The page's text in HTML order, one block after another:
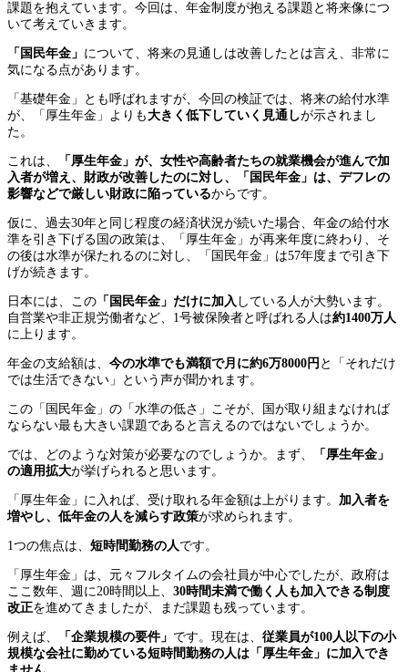
課題を抱えています。今回は、年金制度が抱える課題と将来像につ
いて考えていきます。
「国民年金」 について、将来の見通しは改善したとは言え、非常に
気になる点があります。
「基礎年金」とも呼ばれますが、今回の検証では、将来の給付水準
が、「厚生年金」よりも大きく低下していく見通しが示されまし
た。
これは、 「 厚生年金」が、女性や高齢者たちの就業機会が進んで加
入者が増え、財政が改善したのに対し、「国民年金」は、デフレの
影響などで厳しい財政に陥っているからです。
仮に、過去30年と同じ程度の経済状況が続いた場合、年金の給付水
準を引き下げる国の政策は、「厚生年金」が再来年度に終わり、そ
の後は水準が保たれるのに対し、「国民年金」は57年度まで引き下
げが続きます。
日本には、この 「国民年金」だけに加入 している人が大勢います。
自営業や非正規労働者など、1号被保険者と呼ばれる人は約1400万人
に上ります。
年金の支給額は、 今の水準でも満額で月に約6万8000 円 と「それだけ
では生活できない」という声が聞かれます。
この「国民年金」の「水準の低さ」こそが、国が取り組まなければ
ならない最も大きい課題であると言えるのではないでしょうか。
では、どのような対策が必要なのでしょうか。まず、
「厚生年金」
の適用拡大が挙げられると思います。
「厚生年金」に入れば、受け取れる年金額は上がります。 加入者を
増やし、低年金の人を減らす政策が求められます。
1つの焦点は、 短時間勤務の人 です。
「厚生年金」は、元々フルタイムの会社員が中心でしたが、政府は
ここ数年、週に20時間以上、 30時間未満で働く人も加入できる制度
改正を進めてきましたが、まだ課題も残っています。
例えば、 「企業規模の要件」 です。現在は、 従業員が100 人以下の小
規模な会社に勤めている短時間勤務の人は「厚生年金」に加入でき